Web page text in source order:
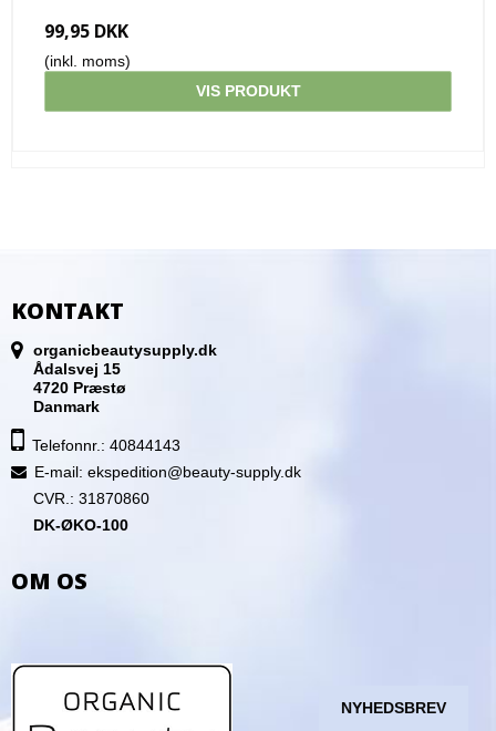
99,95 DKK
(inkl. moms)
VIS PRODUKT
KONTAKT
organicbeautysupply.dk
Ådalsvej 15
4720 Præstø
Danmark
Telefonnr.: 40844143
E-mail: ekspedition@beauty-supply.dk
CVR.: 31870860
DK-ØKO-100
OM OS
NYHEDSBREV